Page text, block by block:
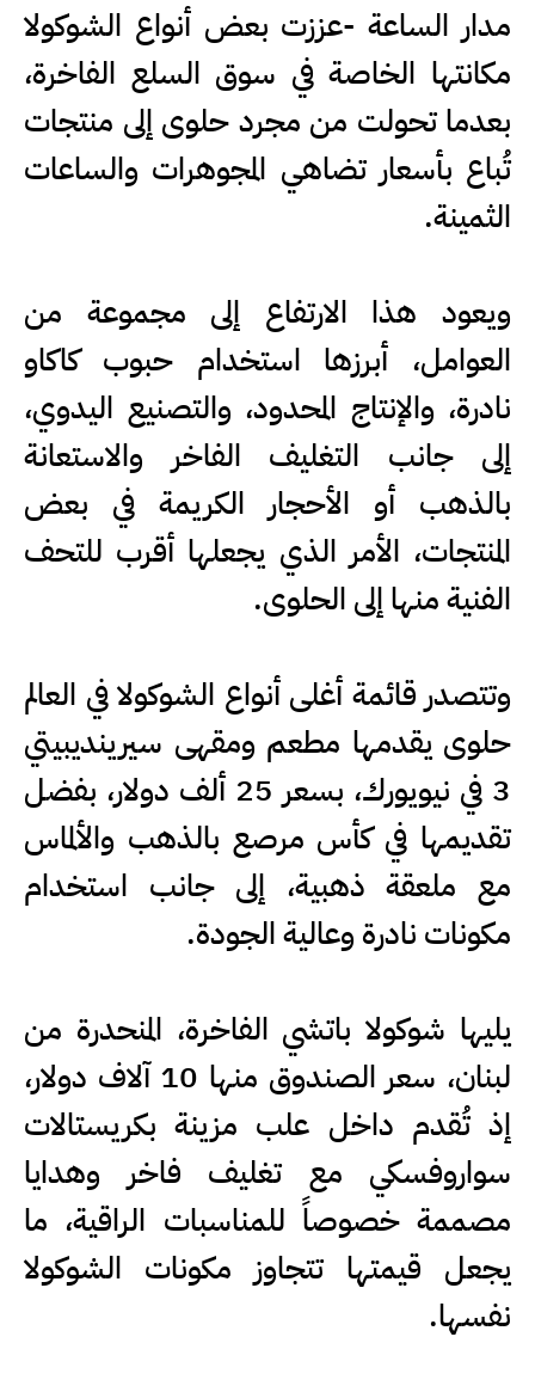
مدار الساعة -عززت بعض أنواع الشوكولا
مكانتها الخاصة في سوق السلع الفاخرة،
بعدما تحولت من مجرد حلوى إلى منتجات
تُباع بأسعار تضاهي المجوهرات والساعات
الثمينة.
ويعود هذا الارتفاع إلى مجموعة من
العوامل، أبرزها استخدام حبوب كاكاو
نادرة، والإنتاج المحدود، والتصنيع اليدوي،
إلى جانب التغليف الفاخر والاستعانة
بالذهب أو الأحجار الكريمة في بعض
المنتجات، الأمر الذي يجعلها أقرب للتحف
الفنية منها إلى الحلوى.
وتتصدر قائمة أغلى أنواع الشوكولا في العالم
حلوى يقدمها مطعم ومقهى سيرينديبيتي
3 في نيويورك، بسعر 25 ألف دولار، بفضل
تقديمها في كأس مرصع بالذهب والألماس
مع ملعقة ذهبية، إلى جانب استخدام
مكونات نادرة وعالية الجودة.
يليها شوكولا باتشي الفاخرة، المنحدرة من
لبنان، سعر الصندوق منها 10 آلاف دولار،
إذ تُقدم داخل علب مزينة بكريستالات
سواروفسكي مع تغليف فاخر وهدايا
مصممة خصوصاً للمناسبات الراقية، ما
يجعل قيمتها تتجاوز مكونات الشوكولا
نفسها.